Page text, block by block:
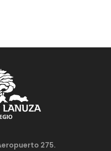
275.